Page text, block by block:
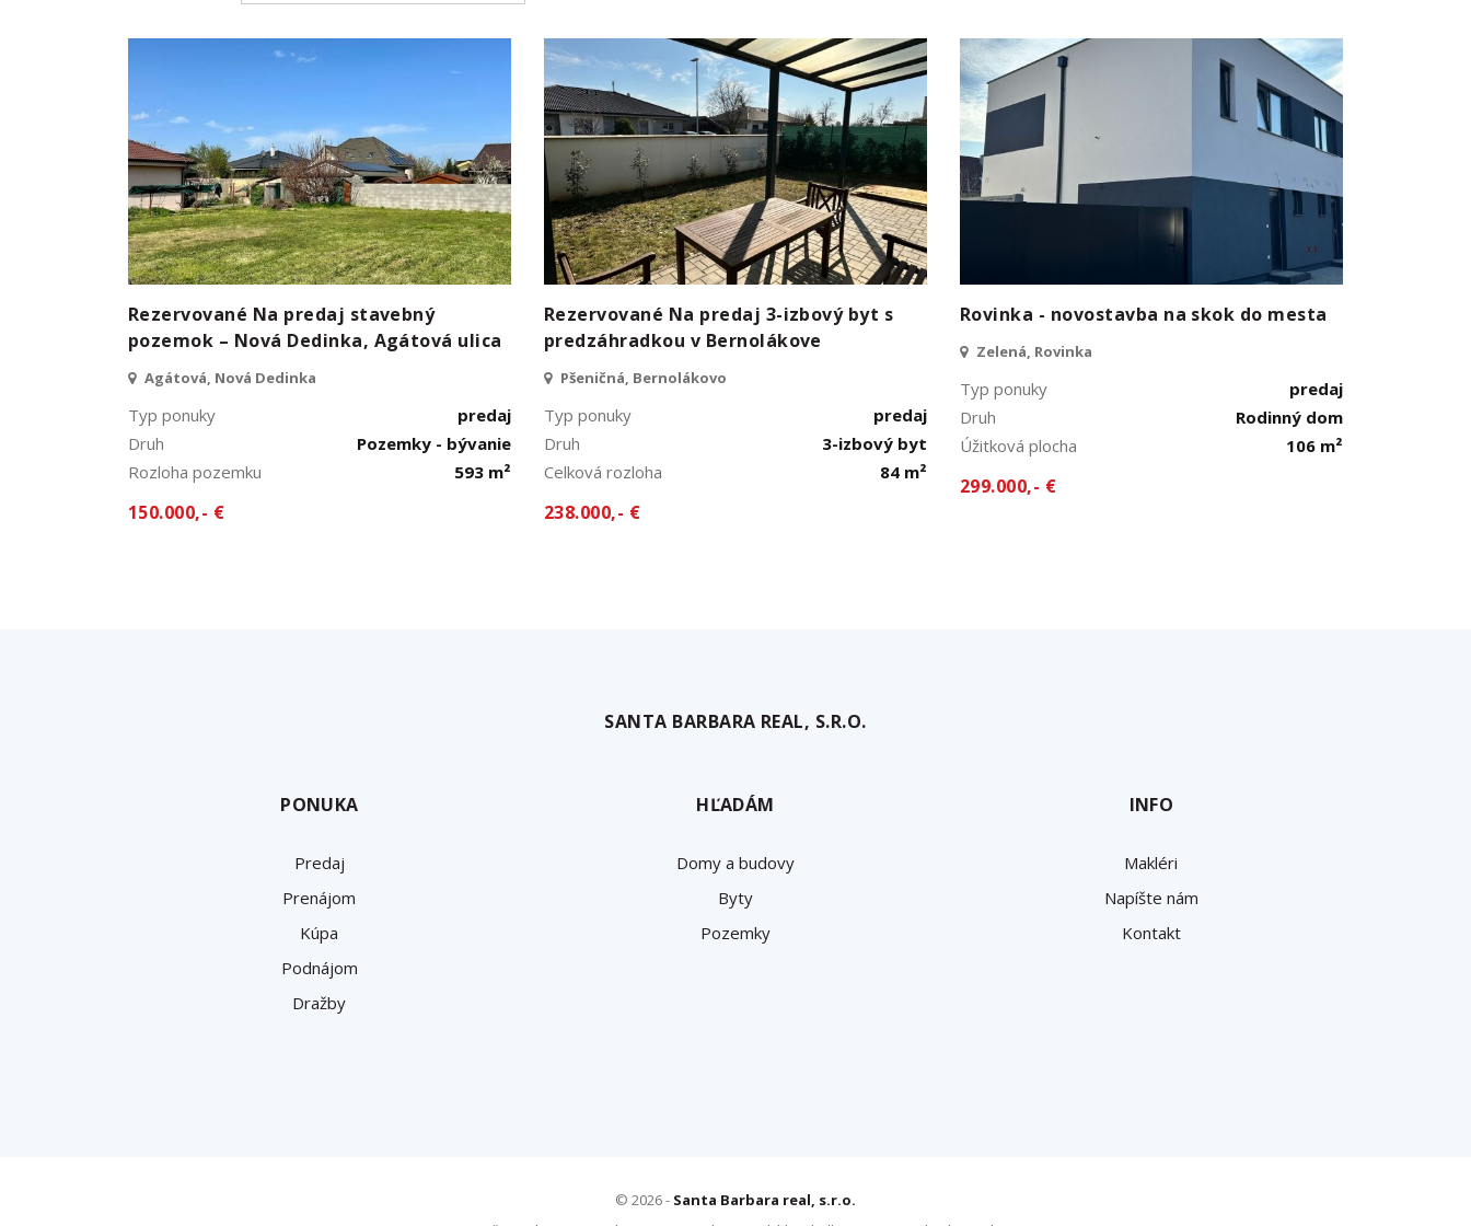
Rezervované Na predaj stavebný
pozemok – Nová Dedinka, Agátová ulica
Agátová, Nová Dedinka
Typ ponuky
predaj
Druh
Pozemky - bývanie
Rozloha pozemku
593 m²
150.000,- €
Rezervované Na predaj 3-izbový byt s
predzáhradkou v Bernolákove
Pšeničná, Bernolákovo
Typ ponuky
predaj
Druh
3-izbový byt
Celková rozloha
84 m²
238.000,- €
Rovinka - novostavba na skok do mesta
Zelená, Rovinka
Typ ponuky
predaj
Druh
Rodinný dom
Úžitková plocha
106 m²
299.000,- €
SANTA BARBARA REAL, S.R.O.
PONUKA
Predaj
Prenájom
Kúpa
Podnájom
Dražby
HĽADÁM
Domy a budovy
Byty
Pozemky
INFO
Makléri
Napíšte nám
Kontakt
© 2026 - Santa Barbara real, s.r.o.